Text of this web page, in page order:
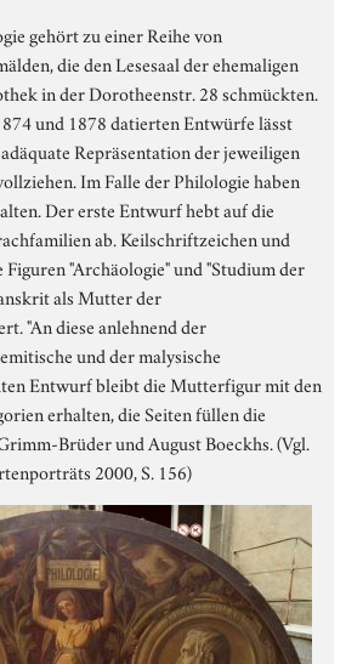
gehört zu einer Reihe von
die den Lesesaal der ehemaligen
in der Dorotheenstr. 28 schmückten.
und 1878 datierten Entwürfe lässt
Repräsentation der jeweiligen
Im Falle der Philologie haben
Der erste Entwurf hebt auf die
ab. Keilschriftzeichen und
"Archäologie" und "Studium der
als Mutter der
"An diese anlehnend der
und der malysische
Entwurf bleibt die Mutterfigur mit den
erhalten, die Seiten füllen die
Brüder und August Boeckhs. (Vgl.
2000, S. 156)